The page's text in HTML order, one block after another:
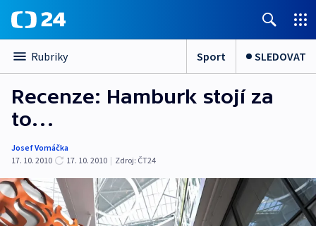
Rubriky Sport SLEDOVAT
Recenze: Hamburk stojí za
to…
Josef Vomáčka
17. 10. 2010
17. 10. 2010 | Zdroj: ČT24